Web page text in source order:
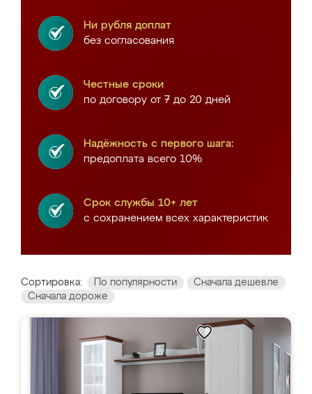
Ни рубля доплат
без согласования
Честные сроки
по договору от 7 до 20 дней
Надёжность с первого шага:
предоплата всего 10%
Срок службы 10+ лет
с сохранением всех характеристик
Сортировка: По популярности
Сначала дешевле
Сначала дороже